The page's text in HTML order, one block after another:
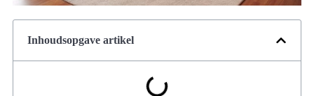
Inhoudsopgave artikel